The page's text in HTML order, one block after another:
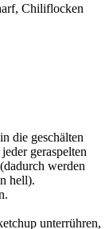
Chiliflocken
die geschälten
geraspelten
werden
hell).
unterrühren,